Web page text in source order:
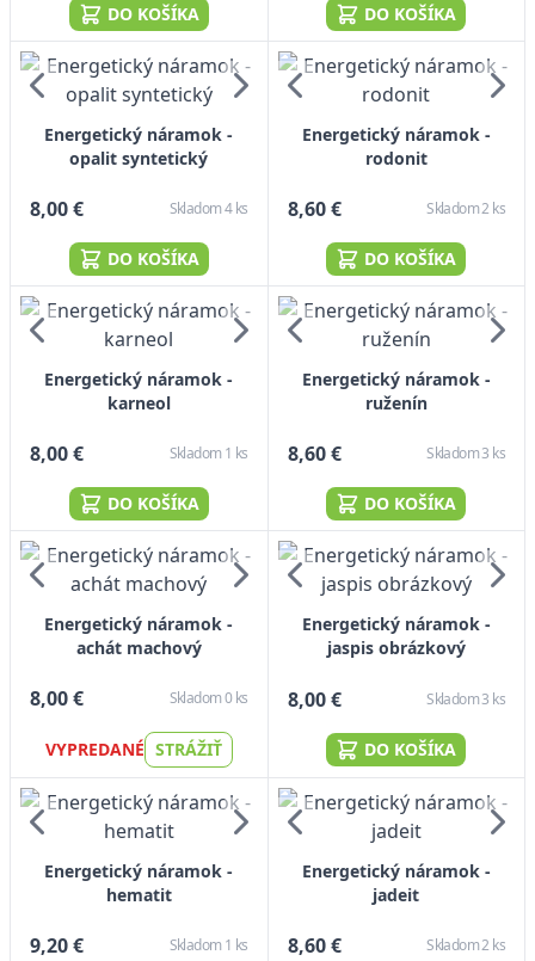
DO KOŠÍKA DO KOŠÍKA
Energetický náramok -
opalit syntetický
8,00 € Skladom 4 ks
DO KOŠÍKA
Energetický náramok -
rodonit
8,60 € Skladom 2 ks
DO KOŠÍKA
Energetický náramok -
karneol
8,00 € Skladom 1 ks
DO KOŠÍKA
Energetický náramok -
ruženín
8,60 € Skladom 3 ks
DO KOŠÍKA
Energetický náramok -
achát machový
8,00 € Skladom 0 ks
VYPREDANÉ STRÁŽIŤ
Energetický náramok -
jaspis obrázkový
8,00 € Skladom 3 ks
DO KOŠÍKA
Energetický náramok -
hematit
9,20 € Skladom 1 ks
Energetický náramok -
jadeit
8,60 € Skladom 2 ks